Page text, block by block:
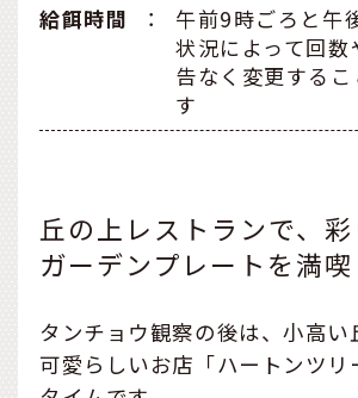
給餌時間
：
午前9時ごろと午
状況によって回数
告なく変更するこ
す
丘の上レストランで、
ガーデンプレートを満喫
タンチョウ観察の後は、小高い
可愛らしいお店「ハートンツリ